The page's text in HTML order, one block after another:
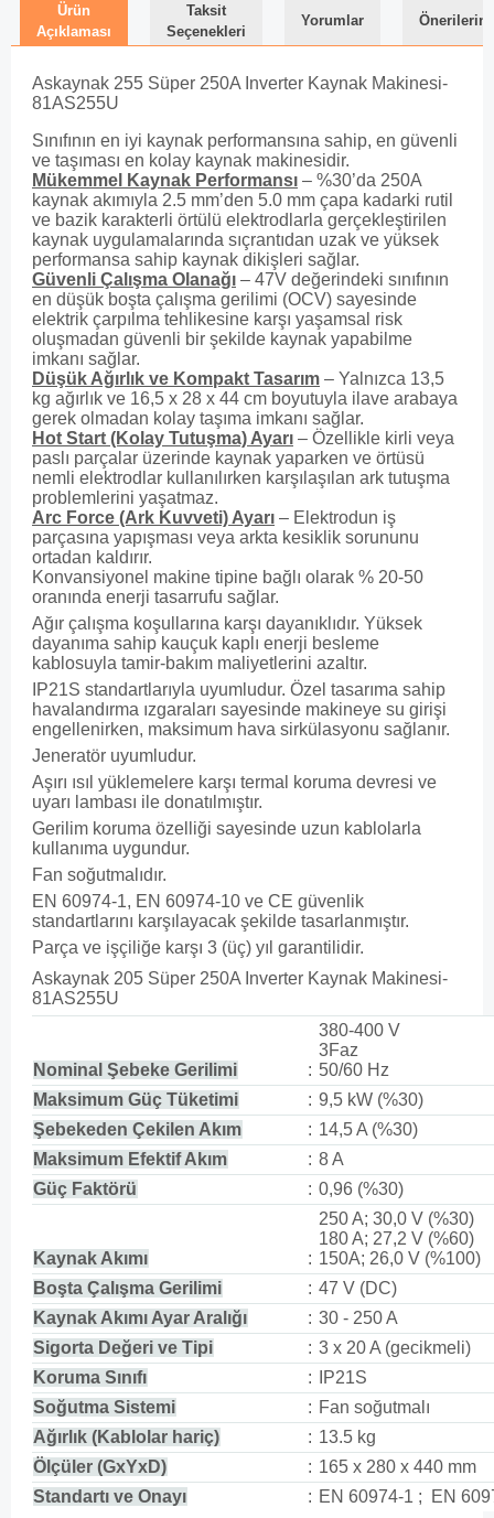
Ürün
Açıklaması
Taksit
Seçenekleri
Yorumlar
Askaynak 255 Süper 250A Inverter Kaynak Makinesi-
81AS255U
Sınıfının en iyi kaynak performansına sahip, en güvenli
ve taşıması en kolay kaynak makinesidir.
Mükemmel Kaynak Performansı – %30’da 250A
kaynak akımıyla 2.5 mm’den 5.0 mm çapa kadarki rutil
ve bazik karakterli örtülü elektrodlarla gerçekleştirilen
kaynak uygulamalarında sıçrantıdan uzak ve yüksek
performansa sahip kaynak dikişleri sağlar.
Güvenli Çalışma Olanağı – 47V değerindeki sınıfının
en düşük boşta çalışma gerilimi (OCV) sayesinde
elektrik çarpılma tehlikesine karşı yaşamsal risk
oluşmadan güvenli bir şekilde kaynak yapabilme
imkanı sağlar.
Düşük Ağırlık ve Kompakt Tasarım – Yalnızca 13,5
kg ağırlık ve 16,5 x 28 x 44 cm boyutuyla ilave arabaya
gerek olmadan kolay taşıma imkanı sağlar.
Hot Start (Kolay Tutuşma) Ayarı – Özellikle kirli veya
paslı parçalar üzerinde kaynak yaparken ve örtüsü
nemli elektrodlar kullanılırken karşılaşılan ark tutuşma
problemlerini yaşatmaz.
Arc Force (Ark Kuvveti) Ayarı – Elektrodun iş
parçasına yapışması veya arkta kesiklik sorununu
ortadan kaldırır.
Konvansiyonel makine tipine bağlı olarak % 20-50
oranında enerji tasarrufu sağlar.
Ağır çalışma koşullarına karşı dayanıklıdır. Yüksek
dayanıma sahip kauçuk kaplı enerji besleme
kablosuyla tamir-bakım maliyetlerini azaltır.
IP21S standartlarıyla uyumludur. Özel tasarıma sahip
havalandırma ızgaraları sayesinde makineye su girişi
engellenirken, maksimum hava sirkülasyonu sağlanır.
Jeneratör uyumludur.
Aşırı ısıl yüklemelere karşı termal koruma devresi ve
uyarı lambası ile donatılmıştır.
Gerilim koruma özelliği sayesinde uzun kablolarla
kullanıma uygundur.
Fan soğutmalıdır.
EN 60974-1, EN 60974-10 ve CE güvenlik
standartlarını karşılayacak şekilde tasarlanmıştır.
Parça ve işçiliğe karşı 3 (üç) yıl garantilidir.
Askaynak 205 Süper 250A Inverter Kaynak Makinesi-
81AS255U
Nominal Şebeke Gerilimi :
380-400 V
3Faz
50/60 Hz
Maksimum Güç Tüketimi
: 9,5 kW (%30)
Şebekeden Çekilen Akım
: 14,5 A (%30)
Maksimum Efektif Akım
: 8 A
Güç Faktörü
: 0,96 (%30)
Kaynak Akımı :
250 A; 30,0 V (%30)
180 A; 27,2 V (%60)
150A; 26,0 V (%100)
Boşta Çalışma Gerilimi
: 47 V (DC)
Kaynak Akımı Ayar Aralığı
: 30 - 250 A
Sigorta Değeri ve Tipi
: 3 x 20 A (gecikmeli)
Koruma Sınıfı
:
IP21S
Soğutma Sistemi
: Fan soğutmalı
Ağırlık (Kablolar hariç)
: 13.5 kg
Ölçüler (GxYxD)
: 165 x 280 x 440 mm
Standartı ve Onayı
: EN 60974-1 ; EN